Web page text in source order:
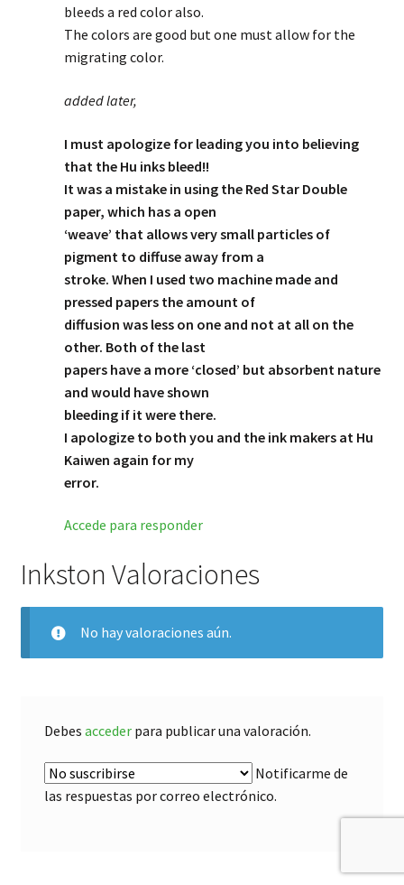
bleeds a red color also.
The colors are good but one must allow for the
migrating color.
added later,
I must apologize for leading you into believing
that the Hu inks bleed!!
It was a mistake in using the Red Star Double
paper, which has a open
‘weave’ that allows very small particles of
pigment to diffuse away from a
stroke. When I used two machine made and
pressed papers the amount of
diffusion was less on one and not at all on the
other. Both of the last
papers have a more ‘closed’ but absorbent nature
and would have shown
bleeding if it were there.
I apologize to both you and the ink makers at Hu
Kaiwen again for my
error.
Accede para responder
Inkston Valoraciones
No hay valoraciones aún.
Debes accederpara publicar una valoración.
Notificarme de
las respuestas por correo electrónico.